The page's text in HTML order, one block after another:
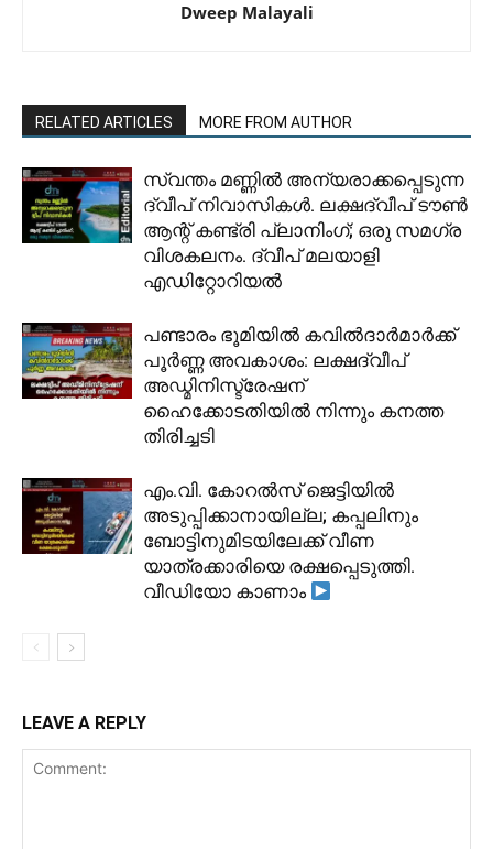
Dweep Malayali
RELATED ARTICLES MORE FROM AUTHOR
സ്വന്തം മണ്ണിൽ അന്യരാക്കപ്പെടുന്ന
ദ്വീപ് നിവാസികൾ. ലക്ഷദ്വീപ് ടൗൺ
ആന്റ് കണ്ട്രി പ്ലാനിംഗ്; ഒരു സമഗ്ര
വിശകലനം. ദ്വീപ് മലയാളി
എഡിറ്റോറിയൽ
പണ്ടാരം ഭൂമിയിൽ കവിൽദാർമാർക്ക്
പൂർണ്ണ അവകാശം: ലക്ഷദ്വീപ്
അഡ്മിനിസ്ട്രേഷന്
ഹൈക്കോടതിയിൽ നിന്നും കനത്ത
തിരിച്ചടി
​എം.വി. കോറൽസ് ജെട്ടിയിൽ
അടുപ്പിക്കാനായില്ല; കപ്പലിനും
ബോട്ടിനുമിടയിലേക്ക് വീണ
യാത്രക്കാരിയെ രക്ഷപ്പെടുത്തി.
വീഡിയോ കാണാം
LEAVE A REPLY